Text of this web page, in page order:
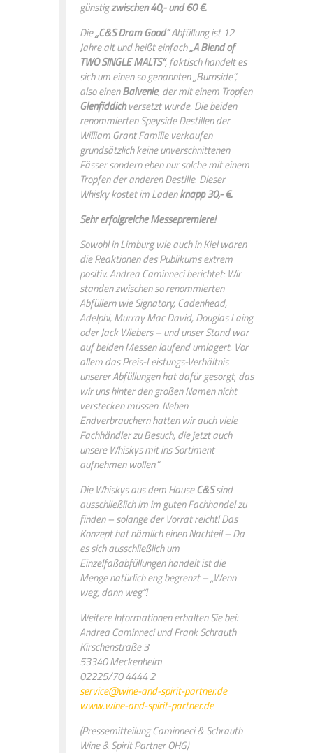
günstigzwischen 40,- und 60 €.
Die„C&S Dram Good“Abfüllung ist 12
Jahre alt und heißt einfach„A Blend of
TWO SINGLE MALTS“, faktisch handelt es
sich um einen so genannten „Burnside“,
also einenBalvenie, der mit einem Tropfen
Glenfiddichversetzt wurde. Die beiden
renommierten Speyside Destillen der
William Grant Familie verkaufen
grundsätzlich keine unverschnittenen
Fässer sondern eben nur solche mit einem
Tropfen der anderen Destille. Dieser
Whisky kostet im Ladenknapp 30,- €.
Sehr erfolgreiche Messepremiere!
Sowohl in Limburg wie auch in Kiel waren
die Reaktionen des Publikums extrem
positiv. Andrea Caminneci berichtet: Wir
standen zwischen so renommierten
Abfüllern wie Signatory, Cadenhead,
Adelphi, Murray Mac David, Douglas Laing
oder Jack Wiebers – und unser Stand war
auf beiden Messen laufend umlagert. Vor
allem das Preis-Leistungs-Verhältnis
unserer Abfüllungen hat dafür gesorgt, das
wir uns hinter den großen Namen nicht
verstecken müssen. Neben
Endverbrauchern hatten wir auch viele
Fachhändler zu Besuch, die jetzt auch
unsere Whiskys mit ins Sortiment
aufnehmen wollen.“
Die Whiskys aus dem HauseC&Ssind
ausschließlich im im guten Fachhandel zu
finden – solange der Vorrat reicht! Das
Konzept hat nämlich einen Nachteil – Da
es sich ausschließlich um
Einzelfaßabfüllungen handelt ist die
Menge natürlich eng begrenzt – „Wenn
weg, dann weg“!
Weitere Informationen erhalten Sie bei:
Andrea Caminneci und Frank Schrauth
Kirschenstraße 3
53340 Meckenheim
02225/70 4444 2
service@wine-and-spirit-partner.de
www.wine-and-spirit-partner.de
(Pressemitteilung Caminneci & Schrauth
Wine & Spirit Partner OHG)